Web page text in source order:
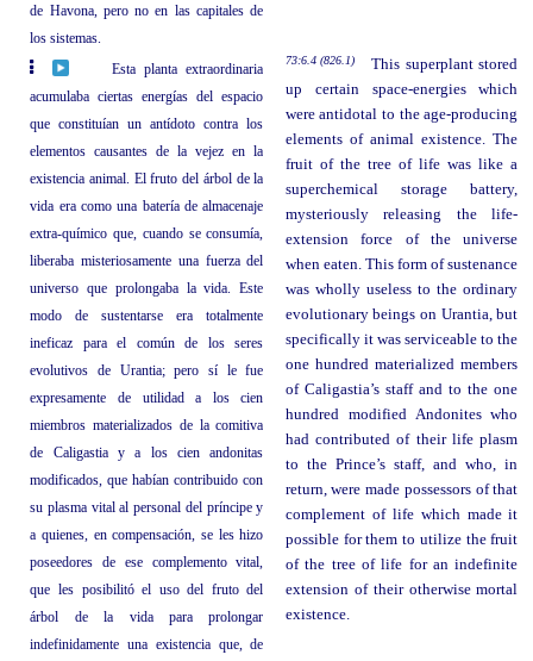
de Havona, pero no en las capitales de
los sistemas.
Esta planta extraordinaria
acumulaba ciertas energías del espacio
que constituían un antídoto contra los
elementos causantes de la vejez en la
existencia animal. El fruto del árbol de la
vida era como una batería de almacenaje
extra-químico que, cuando se consumía,
liberaba misteriosamente una fuerza del
universo que prolongaba la vida. Este
modo de sustentarse era totalmente
ineficaz para el común de los seres
evolutivos de Urantia; pero sí le fue
expresamente de utilidad a los cien
miembros materializados de la comitiva
de Caligastia y a los cien andonitas
modificados, que habían contribuido con
su plasma vital al personal del príncipe y
a quienes, en compensación, se les hizo
poseedores de ese complemento vital,
que les posibilitó el uso del fruto del
árbol de la vida para prolongar
indefinidamente una existencia que, de
73:6.4 (826.1)
This superplant stored
up certain space-energies which
were antidotal to the age-producing
elements of animal existence. The
fruit of the tree of life was like a
superchemical storage battery,
mysteriously releasing the life-
extension force of the universe
when eaten. This form of sustenance
was wholly useless to the ordinary
evolutionary beings on Urantia, but
specifically it was serviceable to the
one hundred materialized members
of Caligastia’s staff and to the one
hundred modified Andonites who
had contributed of their life plasm
to the Prince’s staff, and who, in
return, were made possessors of that
complement of life which made it
possible for them to utilize the fruit
of the tree of life for an indefinite
extension of their otherwise mortal
existence.